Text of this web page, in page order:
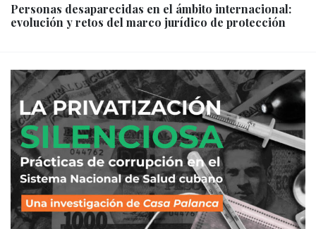
Personas desaparecidas en el ámbito internacional:
evolución y retos del marco jurídico de protección